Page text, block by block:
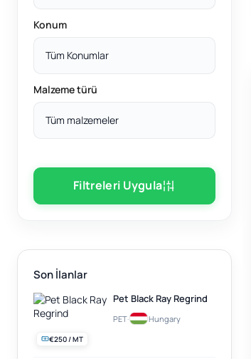
Konum
Tüm Konumlar
Malzeme türü
Tüm malzemeler
Filtreleri Uygula
Son İlanlar
€250 / MT
Pet Black Ray Regrind
PET· Hungary